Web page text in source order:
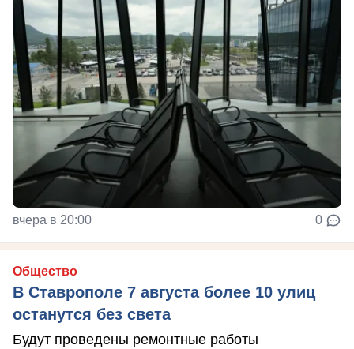
вчера в 20:00 0
Общество
В Ставрополе 7 августа более 10 улиц
останутся без света
Будут проведены ремонтные работы